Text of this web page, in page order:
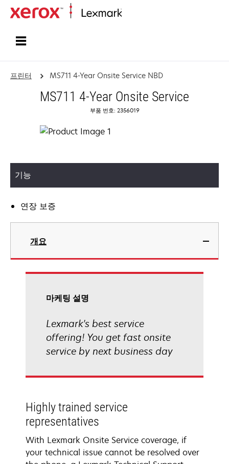
프린터 MS711 4-Year Onsite Service NBD
MS711 4-Year Onsite Service
부품 번호: 2356019
기능
연장 보증
개요
마케팅 설명
Lexmark's best service
offering! You get fast onsite
service by next business day
Highly trained service
representatives
With Lexmark Onsite Service coverage, if
your technical issue cannot be resolved over